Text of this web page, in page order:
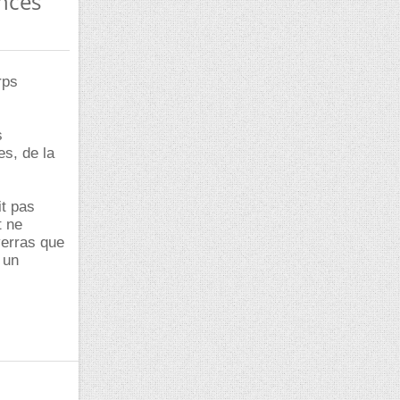
de la
pas
ne
que